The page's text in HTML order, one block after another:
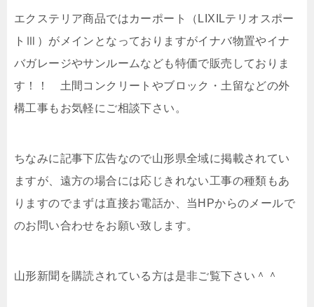
エクステリア商品ではカーポート（LIXILテリオスポー
トⅢ）がメインとなっておりますがイナバ物置やイナ
バガレージやサンルームなども特価で販売しておりま
す！！ 土間コンクリートやブロック・土留などの外
構工事もお気軽にご相談下さい。
ちなみに記事下広告なので山形県全域に掲載されてい
ますが、遠方の場合には応じきれない工事の種類もあ
りますのでまずは直接お電話か、当HPからのメールで
のお問い合わせをお願い致します。
山形新聞を購読されている方は是非ご覧下さい＾＾